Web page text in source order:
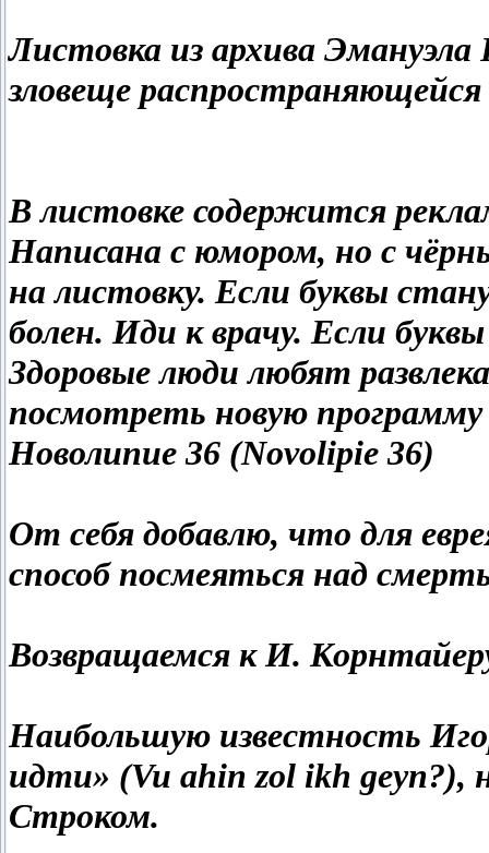
Листовка из архива
зловеще
В листовке содержится
Написана с юмором, но с
на листовку. Если буквы
болен. Иди к врачу. Если
Здоровые люди любят
посмотреть новую программу
Новолипие 36 (Novolipie 36)
От себя добавлю, что для
способ посмеяться над
Возвращаемся к И.
Наибольшую известность
идти» (Vu ahin zol ikh geyn?),
Строком.